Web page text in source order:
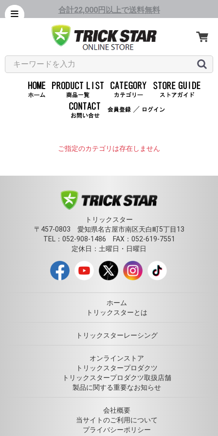
合計22,000円以上で送料無料
／
ご指定のカテゴリは存在しません
トリックスター
〒457-0803 愛知県名古屋市南区天白町5丁目13
TEL：052-908-1486 FAX：052-619-7551
定休日：土曜日・日曜日
ホーム
トリックスターとは
トリックスターレーシング
オンラインストア
トリックスタープロダクツ
トリックスタープロダクツ取扱店舗
製品に関する重要なお知らせ
会社概要
当サイトのご利用について
プライバシーポリシー